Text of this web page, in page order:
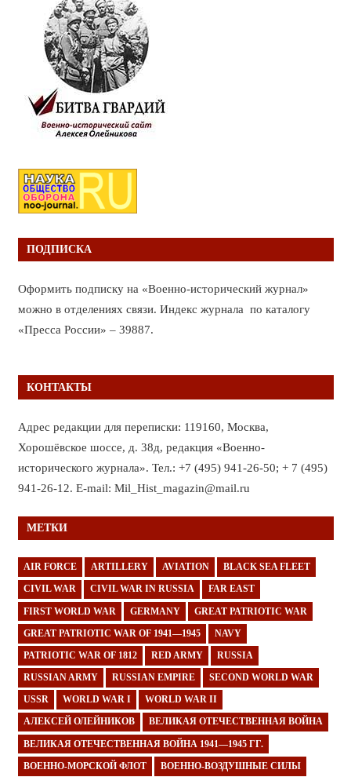
ПОДПИСКА
Оформить подписку на «Военно-исторический журнал»
можно в отделениях связи. Индекс журнала по каталогу
«Пресса России» – 39887.
КОНТАКТЫ
Адрес редакции для переписки: 119160, Москва,
Хорошёвское шоссе, д. 38д, редакция «Военно-
исторического журнала». Тел.: +7 (495) 941-26-50; + 7 (495)
941-26-12. E-mail: Mil_Hist_magazin@mail.ru
МЕТКИ
AIR FORCE ARTILLERY AVIATION BLACK SEA FLEET
CIVIL WAR CIVIL WAR IN RUSSIA FAR EAST
FIRST WORLD WAR GERMANY GREAT PATRIOTIC WAR
GREAT PATRIOTIC WAR OF 1941—1945 NAVY
PATRIOTIC WAR OF 1812 RED ARMY RUSSIA
RUSSIAN ARMY RUSSIAN EMPIRE SECOND WORLD WAR
USSR WORLD WAR I WORLD WAR II
АЛЕКСЕЙ ОЛЕЙНИКОВ ВЕЛИКАЯ ОТЕЧЕСТВЕННАЯ ВОЙНА
ВЕЛИКАЯ ОТЕЧЕСТВЕННАЯ ВОЙНА 1941—1945 ГГ.
ВОЕННО-МОРСКОЙ ФЛОТ ВОЕННО-ВОЗДУШНЫЕ СИЛЫ